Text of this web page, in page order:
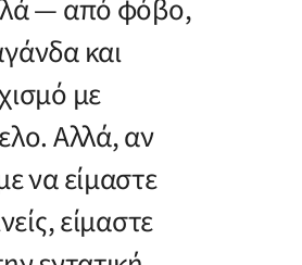
— από φόβο,
και
με
Αλλά, αν
να είμαστε
είμαστε